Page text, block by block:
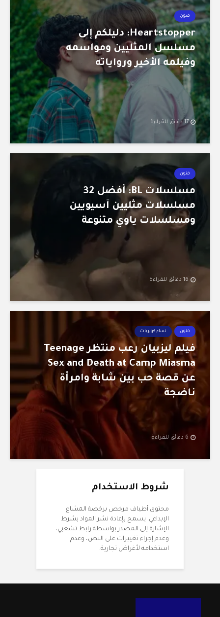
فنون
Heartstopper: دليلكم إلى
مسلسل المثليين ومواسمه
وفيلمه الأخير ورواياته
17 دقائق للقراءة
فنون
مسلسلات BL: أفضل 32
مسلسلات مثليين آسيويين
ومسلسلات ياوي متنوعة
16 دقائق للقراءة
فنون نساء كويريات
فيلم ليزبيان رعب منتظر Teenage
Sex and Death at Camp Miasma
عن قصة حب بين شابة وامرأة
ناضجة
6 دقائق للقراءة
شروط الاستخدام
محتوى أطياف مرخص برخصة المشاع
الإبداعي. يسمح بإعادة نشر المواد بشرط
الإشارة إلى المصدر بواسطة رابط تشعبي،
وعدم إجراء تغييرات على النص، وعدم
استخدامه لأغراض تجارية.